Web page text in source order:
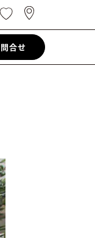
合せ